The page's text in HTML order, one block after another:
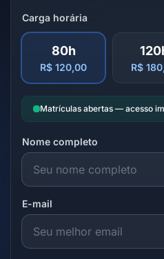
Carga horária
80h
R$ 120,00 R$
Matrículas abertas — acesso
Nome completo
E-mail